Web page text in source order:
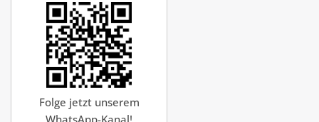
Folge jetzt unserem
WhatsApp-Kanal!